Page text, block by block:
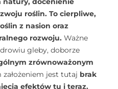
roślin. To cierpliwe,
z nasion oraz
rozwoju. Ważne
gleby, doborze
zrównoważonym
założeniem jest tutaj brak
efektów tu i teraz.